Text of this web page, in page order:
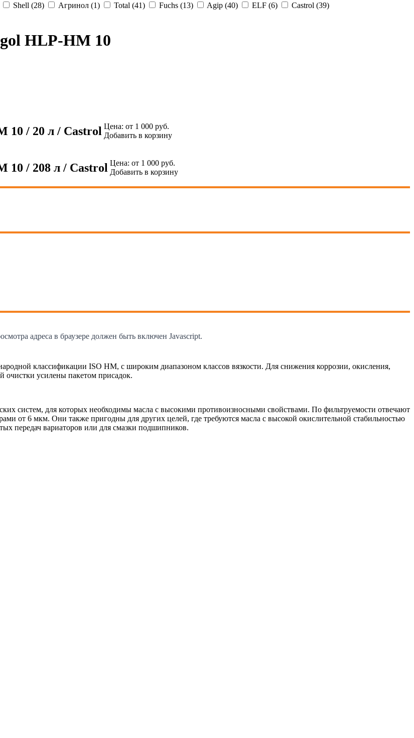
Shell (28) Агринол (1) Total (41) Fuchs (13) Agip (40) ELF (6) Castrol (39)
HLP-HM 10
10 / 20 л / Castrol Цена: от 1 000 руб.
Добавить в корзину
10 / 208 л / Castrol Цена: от 1 000 руб.
Добавить в корзину
адреса в браузере должен быть включен Javascript.
классификации ISO HM, с широким диапазоном классов вязкости. Для снижения коррозии, окисления,
очистки усилены пакетом присадок.
систем, для которых необходимы масла с высокими противоизносными свойствами. По фильтруемости отвечают
от 6 мкм. Они также пригодны для других целей, где требуются масла с высокой окислительной стабильностью
передач вариаторов или для смазки подшипников.